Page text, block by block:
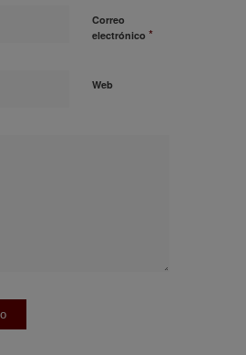
Correo
electrónico *
Web